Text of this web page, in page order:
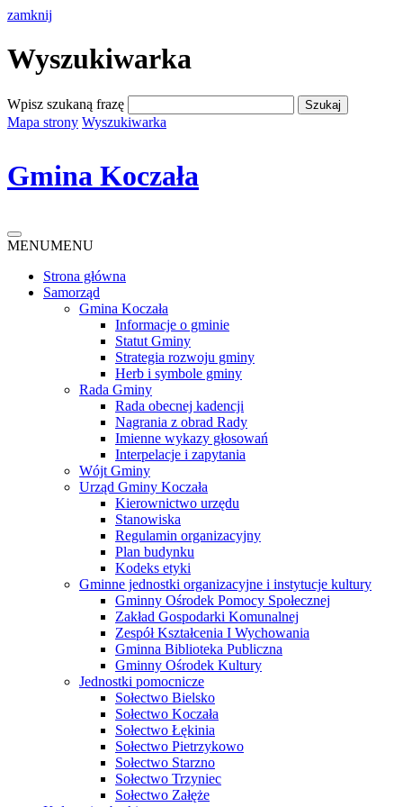
zamknij
Wyszukiwarka
Wpisz szukaną frazę
Mapa strony Wyszukiwarka
Gmina Koczała
MENUMENU
Strona główna
Samorząd
Gmina Koczała
Informacje o gminie
Statut Gminy
Strategia rozwoju gminy
Herb i symbole gminy
Rada Gminy
Rada obecnej kadencji
Nagrania z obrad Rady
Imienne wykazy głosowań
Interpelacje i zapytania
Wójt Gminy
Urząd Gminy Koczała
Kierownictwo urzędu
Stanowiska
Regulamin organizacyjny
Plan budynku
Kodeks etyki
Gminne jednostki organizacyjne i instytucje kultury
Gminny Ośrodek Pomocy Społecznej
Zakład Gospodarki Komunalnej
Zespół Kształcenia I Wychowania
Gminna Biblioteka Publiczna
Gminny Ośrodek Kultury
Jednostki pomocnicze
Sołectwo Bielsko
Sołectwo Koczała
Sołectwo Łękinia
Sołectwo Pietrzykowo
Sołectwo Starzno
Sołectwo Trzyniec
Sołectwo Załęże